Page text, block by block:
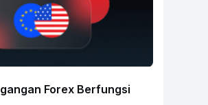
Forex Berfungsi